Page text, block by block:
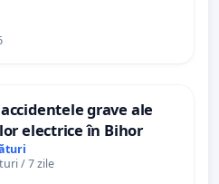
grave ale
electrice în Bihor
/ 7 zile